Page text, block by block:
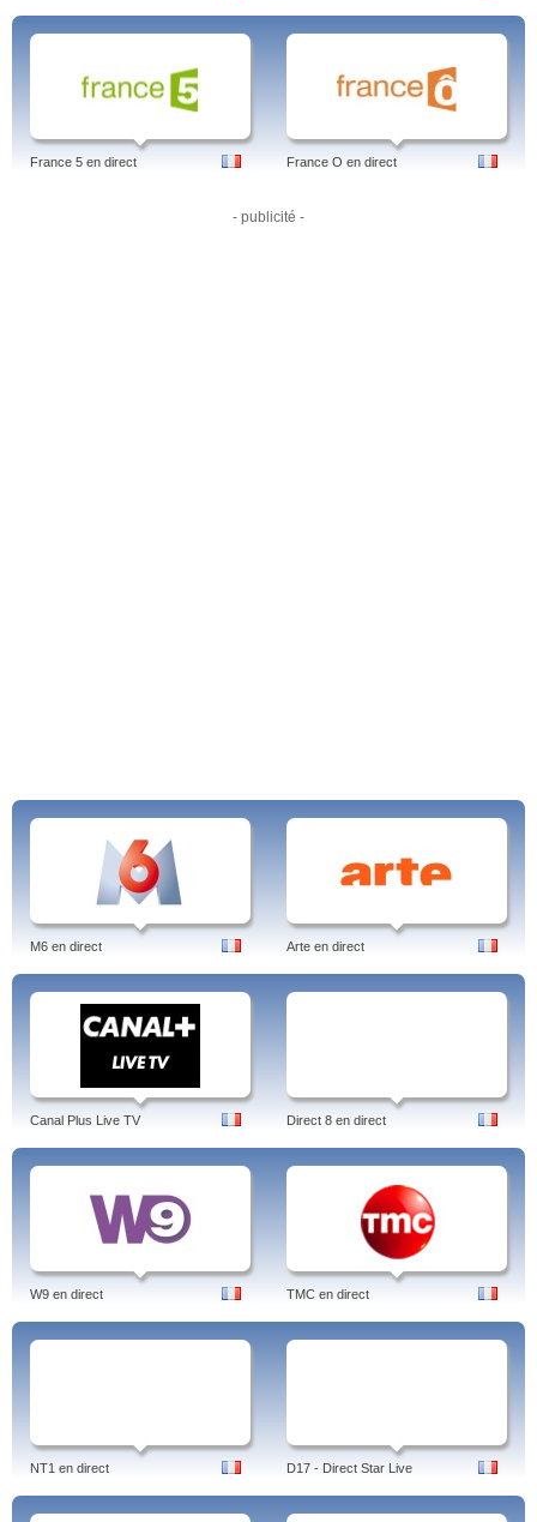
France 5 en direct France O en direct
- publicité -
M6 en direct Arte en direct
Canal Plus Live TV Direct 8 en direct
W9 en direct TMC en direct
NT1 en direct D17 - Direct Star Live